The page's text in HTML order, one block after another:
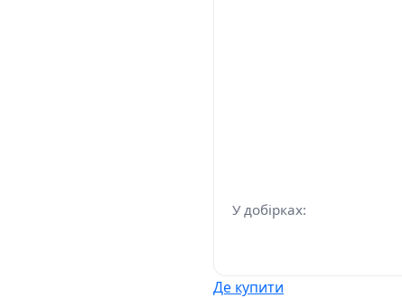
У добірках:
Де купити